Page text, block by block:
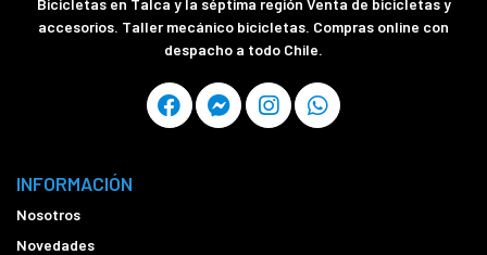
Bicicletas en Talca y la séptima región Venta de bicicletas y
accesorios. Taller mecánico bicicletas. Compras online con
despacho a todo Chile.
INFORMACIÓN
Nosotros
Novedades